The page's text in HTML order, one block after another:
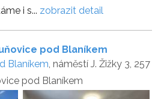
i s... zobrazit detail
pod Blaníkem
Blaníkem, náměstí J. Žižky 3, 257
pod Blaníkem